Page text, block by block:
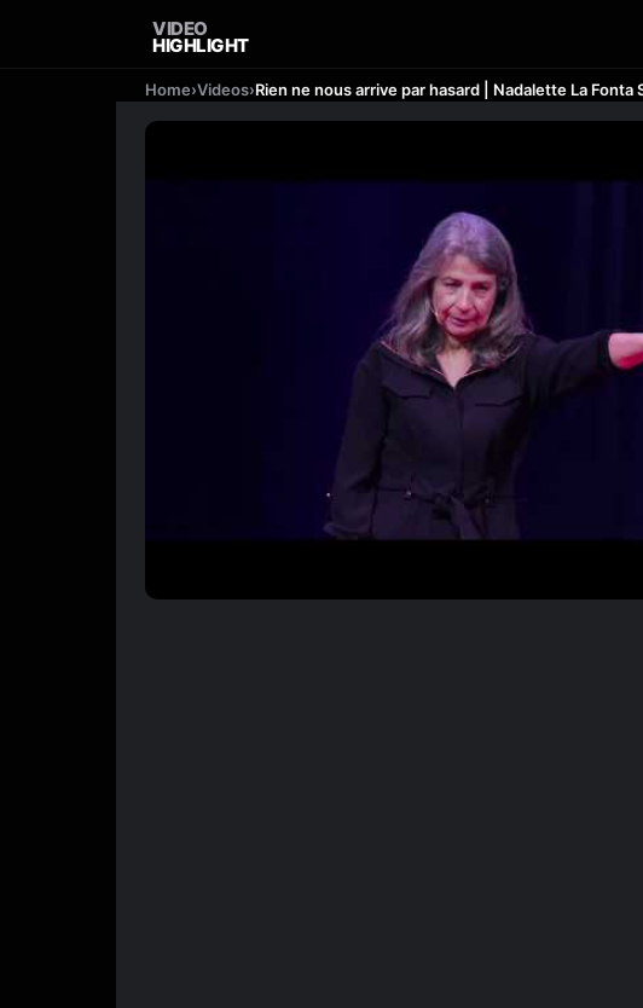
VIDEO
HIGHLIGHT
Home›Videos›